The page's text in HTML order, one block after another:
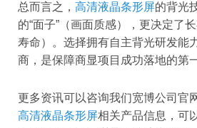
总而言之， 高清液晶条形屏的背光
的“面子”（画面质感），更决定了
寿命）。选择拥有自主背光研发能
商，是保障商显项目成功落地的第
更多资讯可以咨询我们宽博公司官
高清液晶条形屏相关产品信息，可